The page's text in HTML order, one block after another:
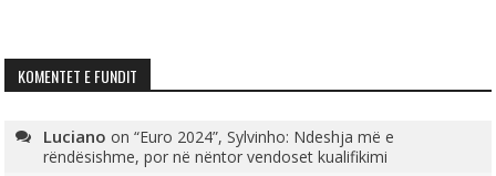
KOMENTET E FUNDIT
Luciano on“Euro 2024”, Sylvinho: Ndeshja më e
rëndësishme, por në nëntor vendoset kualifikimi